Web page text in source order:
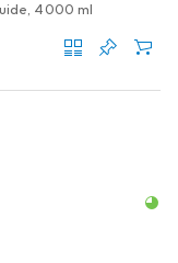
4000 ml